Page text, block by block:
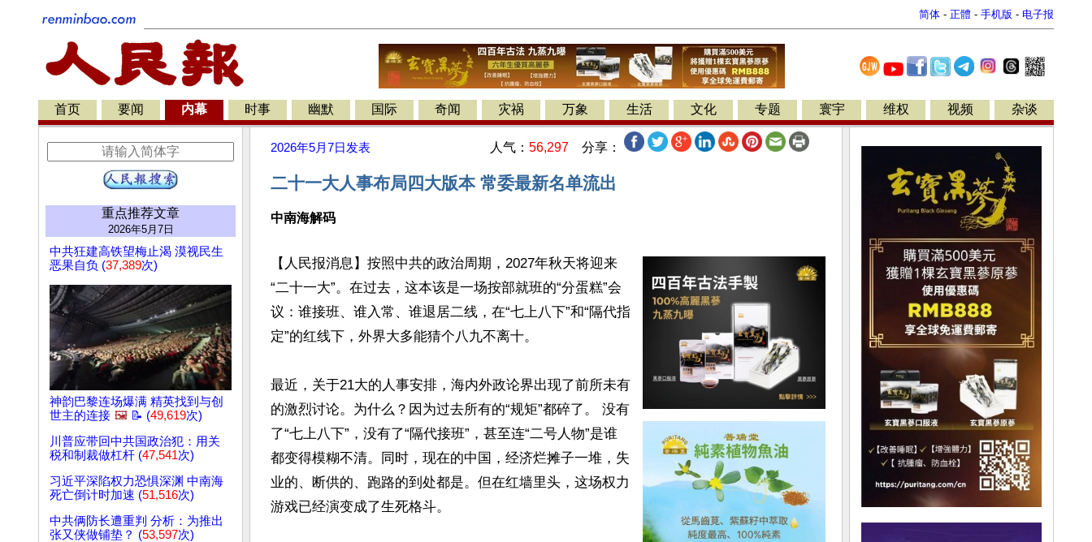
简体 - 正體 - 手机版 - 电子报
首页 要闻 内幕 时事 幽默 国际 奇闻 灾祸 万象 生活 文化 专题 寰宇 维权 视频 杂谈
重点推荐文章
2026年5月7日
中共狂建高铁望梅止渴 漠视民生
恶果自负 (37,389次)
神韵巴黎连场爆满 精英找到与创
世主的连接 🖼️ 📝 (49,619次)
川普应带回中共国政治犯：用关
税和制裁做杠杆 (47,541次)
习近平深陷权力恐惧深渊 中南海
死亡倒计时加速 (51,516次)
中共俩防长遭重判 分析：为推出
张又侠做铺垫？ (53,597次)
2026年5月7日 发表 人气： 56,297 分享：
二十一大人事布局四大版本 常委最新名单流出
中南海解码
【人民报消息】按照中共的政治周期，2027年秋天将迎来
“二十一大”。在过去，这本该是一场按部就班的“分蛋糕”会
议：谁接班、谁入常、谁退居二线，在“七上八下”和“隔代指
定”的红线下，外界大多能猜个八九不离十。
最近，关于21大的人事安排，海内外政论界出现了前所未有
的激烈讨论。为什么？因为过去所有的“规矩”都碎了。 没有
了“七上八下”，没有了“隔代接班”，甚至连“二号人物”是谁
都变得模糊不清。同时，现在的中国，经济烂摊子一堆，失
业的、断供的、跑路的到处都是。但在红墙里头，这场权力
游戏已经演变成了生死格斗。